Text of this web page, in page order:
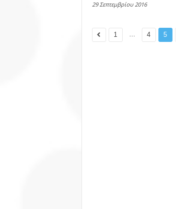
29 Σεπτεμβρίου 2016
1 ... 4 5